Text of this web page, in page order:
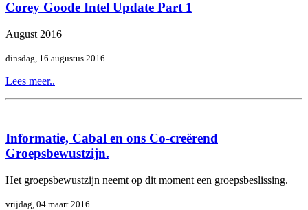
Corey Goode Intel Update Part 1
August 2016
dinsdag, 16 augustus 2016
Lees meer..
Informatie, Cabal en ons Co-creërend
Groepsbewustzijn.
Het groepsbewustzijn neemt op dit moment een groepsbeslissing.
vrijdag, 04 maart 2016